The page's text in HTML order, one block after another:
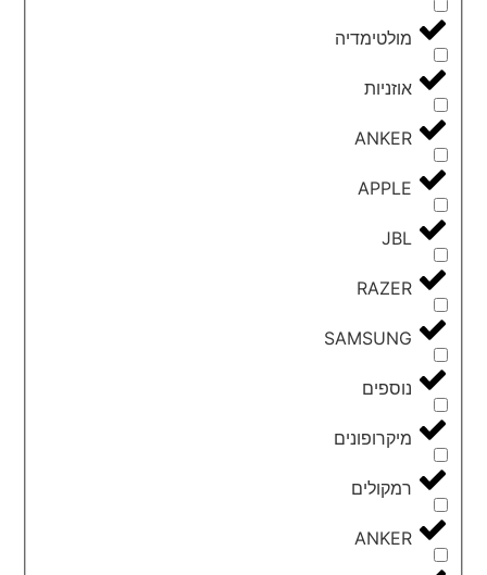
מולטימדיה
אוזניות
ANKER
APPLE
JBL
RAZER
SAMSUNG
נוספים
מיקרופונים
רמקולים
ANKER